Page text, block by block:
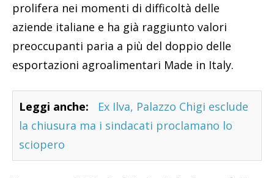
prolifera nei momenti di difficoltà delle
aziende italiane e ha già raggiunto valori
preoccupanti paria a più del doppio delle
esportazioni agroalimentari Made in Italy.
Leggi anche:
Ex Ilva, Palazzo Chigi esclude
la chiusura ma i sindacati proclamano lo
sciopero